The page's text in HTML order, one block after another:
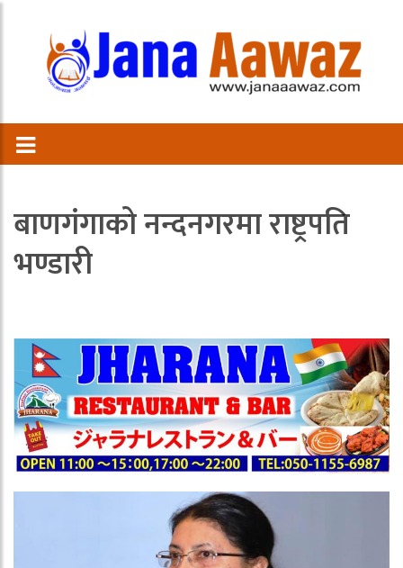
बाणगंगाको नन्दनगरमा राष्ट्रपति
भण्डारी